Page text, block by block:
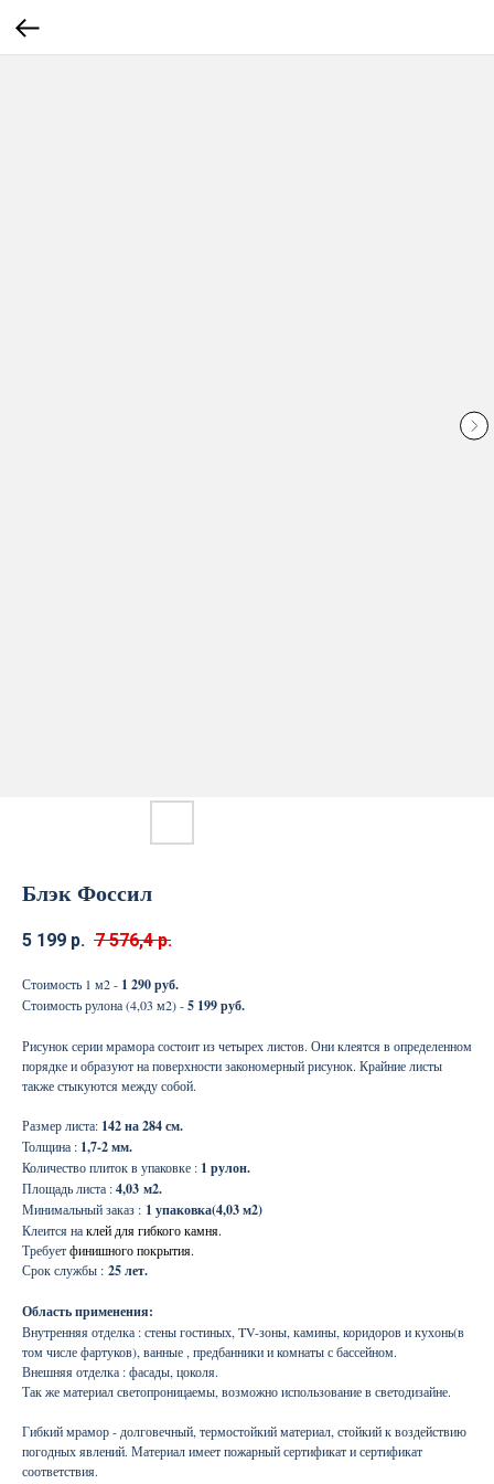
Блэк Фоссил
5 199 р. 7 576,4 р.
Стоимость 1 м2 - 1 290 руб.
Стоимость рулона (4,03 м2) -5 199 руб.
Рисунок серии мрамора состоит из четырех листов. Они клеятся в определенном
порядке и образуют на поверхности закономерный рисунок. Крайние листы
также стыкуются между собой.
Размер листа: 142 на 284 см.
Толщина : 1,7-2 мм.
Количество плиток в упаковке : 1 рулон.
Площадь листа :4,03 м2.
Минимальный заказ : 1 упаковка(4,03 м2)
Клеится наклей для гибкого камня.
Требуетфинишного покрытия.
Срок службы : 25 лет.
Область применения:
Внутренняя отделка : стены гостиных, TV-зоны, камины, коридоров и кухонь(в
том числе фартуков), ванные , предбанники и комнаты с бассейном.
Внешняя отделка : фасады, цоколя.
Так же материал светопроницаемы, возможно использование в светодизайне.
Гибкий мрамор - долговечный, термостойкий материал, стойкий к воздействию
погодных явлений. Материал имеет пожарный сертификат и сертификат
соответствия.